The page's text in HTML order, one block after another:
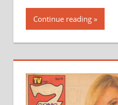
Continue reading